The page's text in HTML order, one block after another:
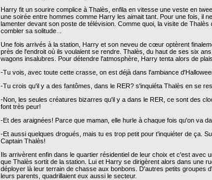
Harry fit un sourire complice à Thalès, enfila en vitesse une veste en
une soirée entre hommes comme Harry les aimait tant. Pour une fois, il
lamenter devant son poste de télévision. Comme quoi, la visite de
combler sa solitude...
Une fois arrivés à la station, Harry et son neveu de cœur optèrent
près de l'endroit où ils voulaient se rendre. Thalès, du haut de ses six
wagons insalubres. Pour détendre l'atmosphère, Harry tenta alors de
-Tu vois, avec toute cette crasse, on est déjà dans l'ambiance
-Tu crois qu'il y a des fantômes, dans le RER? s'inquiéta Thalès en se
-Non, les seules créatures bizarres qu'il y a dans le RER, ce sont des
font très peur!
-Et des araignées! Parce que maman, elle hurle à chaque fois qu'on va
-Et aussi quelques drogués, mais tu es trop petit pour t'inquiéter de ça.
Captain Thalès!
Ils arrivèrent enfin dans le quartier résidentiel de leur choix et c'est avec
que Thalès sortit de la station. Lui et Harry se dirigèrent alors dans une
déployer là leur terrain de chasse aux bonbons. D'autres petits groupes
leurs parents, quadrillaient eux aussi le secteur.